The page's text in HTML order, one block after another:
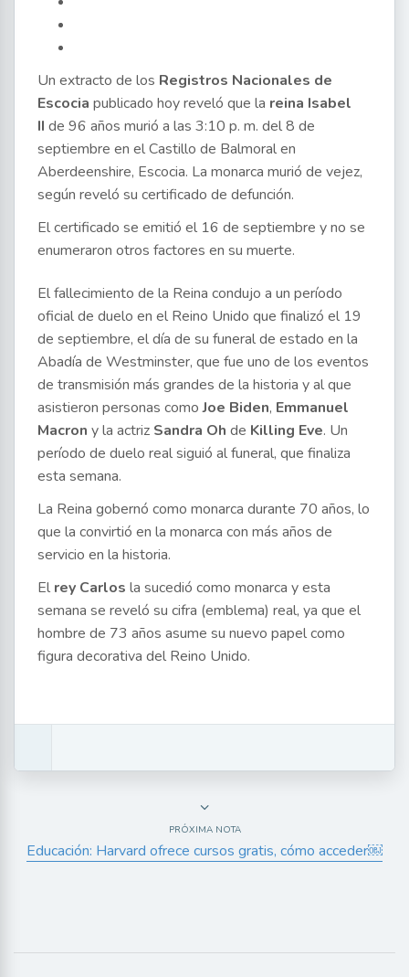
Un extracto de los Registros Nacionales de
Escocia publicado hoy reveló que la reina Isabel
II de 96 años murió a las 3:10 p. m. del 8 de
septiembre en el Castillo de Balmoral en
Aberdeenshire, Escocia. La monarca murió de vejez,
según reveló su certificado de defunción.
El certificado se emitió el 16 de septiembre y no se
enumeraron otros factores en su muerte.
El fallecimiento de la Reina condujo a un período
oficial de duelo en el Reino Unido que finalizó el 19
de septiembre, el día de su funeral de estado en la
Abadía de Westminster, que fue uno de los eventos
de transmisión más grandes de la historia y al que
asistieron personas comoJoe Biden, Emmanuel
Macron y la actriz Sandra Oh de Killing Eve. Un
período de duelo real siguió al funeral, que finaliza
esta semana.
La Reina gobernó como monarca durante 70 años, lo
que la convirtió en la monarca con más años de
servicio en la historia.
El rey Carlos la sucedió como monarca y esta
semana se reveló su cifra (emblema) real, ya que el
hombre de 73 años asume su nuevo papel como
figura decorativa del Reino Unido.
PRÓXIMA NOTA
Educación: Harvard ofrece cursos gratis, cómo acceder￼